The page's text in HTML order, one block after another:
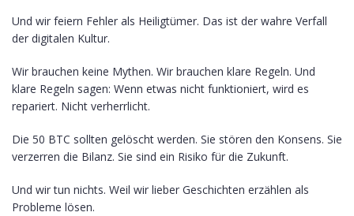
Und wir feiern Fehler als Heiligtümer. Das ist der wahre Verfall
der digitalen Kultur.
Wir brauchen keine Mythen. Wir brauchen klare Regeln. Und
klare Regeln sagen: Wenn etwas nicht funktioniert, wird es
repariert. Nicht verherrlicht.
Die 50 BTC sollten gelöscht werden. Sie stören den Konsens. Sie
verzerren die Bilanz. Sie sind ein Risiko für die Zukunft.
Und wir tun nichts. Weil wir lieber Geschichten erzählen als
Probleme lösen.